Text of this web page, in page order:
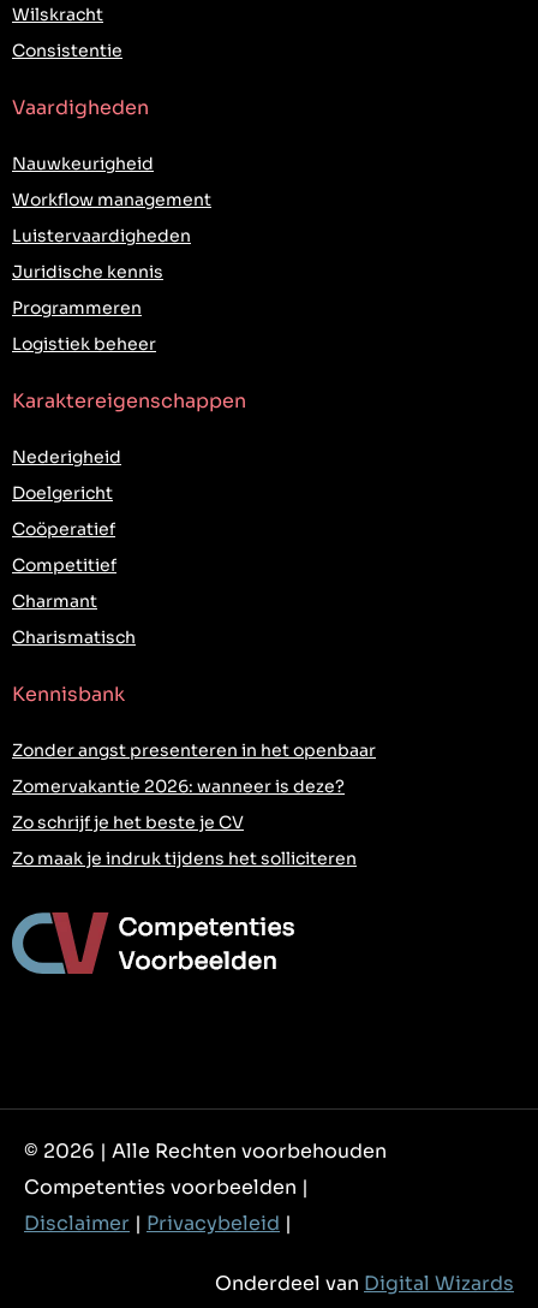
Wilskracht
Consistentie
Vaardigheden
Nauwkeurigheid
Workflow management
Luistervaardigheden
Juridische kennis
Programmeren
Logistiek beheer
Karaktereigenschappen
Nederigheid
Doelgericht
Coöperatief
Competitief
Charmant
Charismatisch
Kennisbank
Zonder angst presenteren in het openbaar
Zomervakantie 2026: wanneer is deze?
Zo schrijf je het beste je CV
Zo maak je indruk tijdens het solliciteren
© 2026 | Alle Rechten voorbehouden
Competenties voorbeelden |
Disclaimer | Privacybeleid |
Onderdeel van Digital Wizards